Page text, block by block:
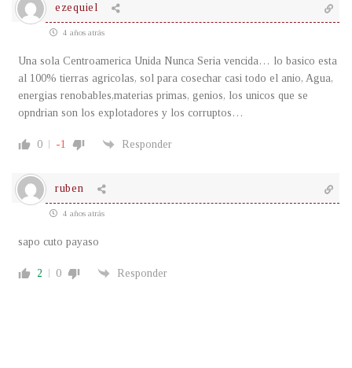
ezequiel
4 años atrás
Una sola Centroamerica Unida Nunca Seria vencida… lo basico esta
al 100% tierras agricolas, sol para cosechar casi todo el anio, Agua,
energias renobables,materias primas, genios, los unicos que se
opndrian son los explotadores y los corruptos…
0 -1 Responder
ruben
4 años atrás
sapo cuto payaso
2 0 Responder